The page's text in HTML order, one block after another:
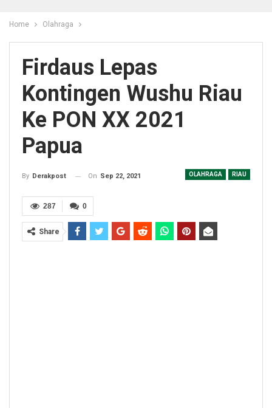
Home Olahraga
Firdaus Lepas
Kontingen Wushu Riau
Ke PON XX 2021
Papua
OLAHRAGA RIAU
By Derakpost On Sep 22, 2021
0
287
Share